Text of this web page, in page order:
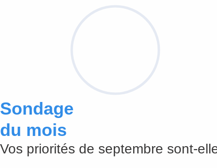
Sondage
du mois
Vos priorités de septembre sont-